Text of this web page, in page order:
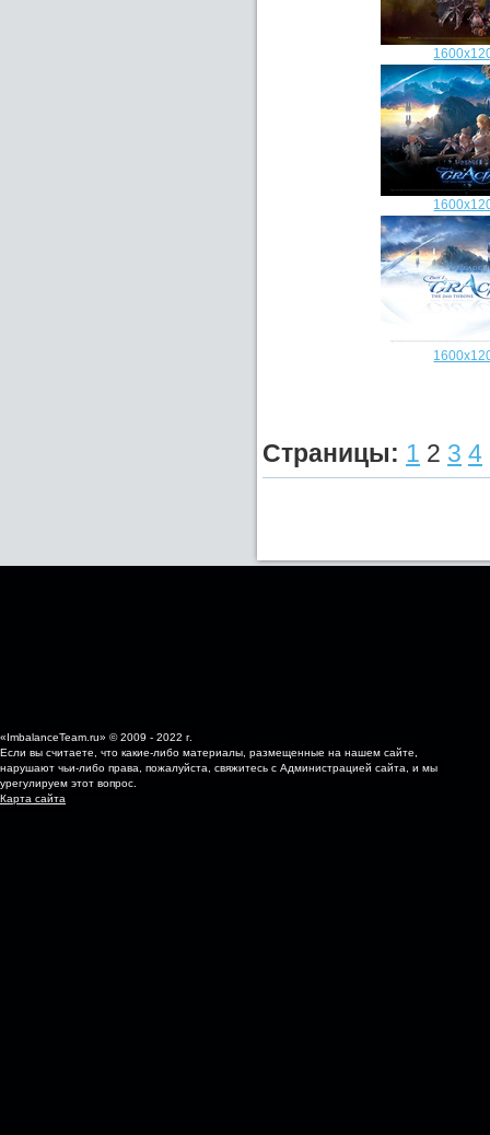
Страницы: 1 2 3 4
«ImbalanceTeam.ru» © 2009 - 2022 г.
Если вы считаете, что какие-либо материалы, размещенные на нашем сайте,
нарушают чьи-либо права, пожалуйста, свяжитесь с Администрацией сайта, и мы
урегулируем этот вопрос.
Карта сайта